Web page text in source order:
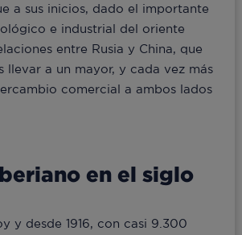
a sus inicios, dado el importante
e industrial del oriente
entre Rusia y China, que
llevar a un mayor, y cada vez más
comercial a ambos lados
en el siglo
y desde 1916, con casi 9.300